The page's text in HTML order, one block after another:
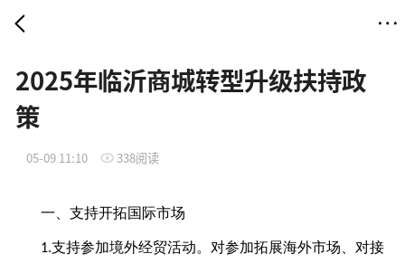
2025年临沂商城转型升级扶持政
策
05-09 11:10 338阅读
一、支持开拓国际市场
1.支持参加境外经贸活动。对参加拓展海外市场、对接